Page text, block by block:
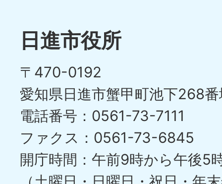
イ
目
の
ス
ラ
イ
ド
日進市役所
〒470-0192
愛知県日進市蟹甲町池下268
電話番号：0561-73-7111
ファクス：0561-73-6845
開庁時間：午前9時から午後5